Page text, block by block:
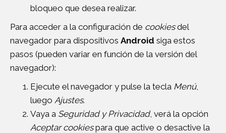
bloqueo que desea realizar.
Para acceder a la configuración de cookiesdel
navegador para dispositivos Android siga estos
pasos (pueden variar en función de la versión del
navegador):
Ejecute el navegador y pulse la tecla Menú,
luego Ajustes.
Vaya a Seguridad y Privacidad, verá la opción
Aceptar cookiespara que active o desactive la